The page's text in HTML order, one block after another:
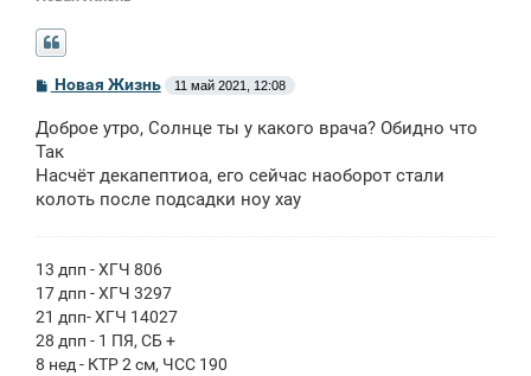
С
о
б
щ
н
и
Новая Жизнь 11 май 2021, 12:08
Доброе утро, Солнце ты у какого врача? Обидно что
Так
Насчёт декапептиоа, его сейчас наоборот стали
колоть после подсадки ноу хау
13 дпп - ХГЧ 806
17 дпп - ХГЧ 3297
21 дпп- ХГЧ 14027
28 дпп - 1 ПЯ, СБ +
8 нед - КТР 2 см, ЧСС 190